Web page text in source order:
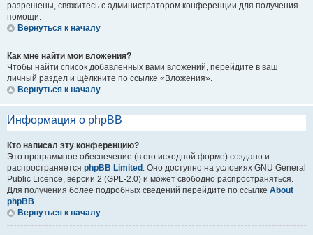
разрешены, свяжитесь с администратором конференции для получения
помощи.
Вернуться к началу
Как мне найти мои вложения?
Чтобы найти список добавленных вами вложений, перейдите в ваш
личный раздел и щёлкните по ссылке «Вложения».
Вернуться к началу
Информация о phpBB
Кто написал эту конференцию?
Это программное обеспечение (в его исходной форме) создано и
распространяется phpBB Limited . Оно доступно на условиях GNU General
Public Licence, версии 2 (GPL-2.0) и может свободно распространяться.
Для получения более подробных сведений перейдите по ссылке About
phpBB.
Вернуться к началу